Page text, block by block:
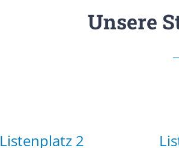
Unsere
Listenplatz 2